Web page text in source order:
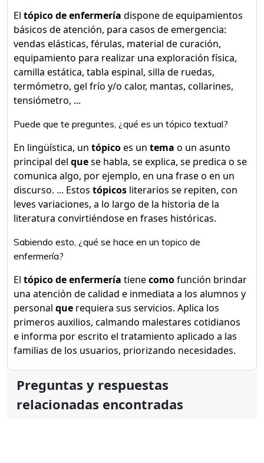
El tópico de enfermería dispone de equipamientos
básicos de atención, para casos de emergencia:
vendas elásticas, férulas, material de curación,
equipamiento para realizar una exploración física,
camilla estática, tabla espinal, silla de ruedas,
termómetro, gel frío y/o calor, mantas, collarines,
tensiómetro, ...
Puede que te preguntes, ¿qué es un tópico textual?
En lingüística, un tópicoes un tema o un asunto
principal del quese habla, se explica, se predica o se
comunica algo, por ejemplo, en una frase o en un
discurso. ... Estos tópicos literarios se repiten, con
leves variaciones, a lo largo de la historia de la
literatura convirtiéndose en frases históricas.
Sabiendo esto, ¿qué se hace en un topico de
enfermería?
El tópico de enfermería tienecomofunción brindar
una atención de calidad e inmediata a los alumnos y
personal que requiera sus servicios. Aplica los
primeros auxilios, calmando malestares cotidianos
e informa por escrito el tratamiento aplicado a las
familias de los usuarios, priorizando necesidades.
Preguntas y respuestas
relacionadas encontradas